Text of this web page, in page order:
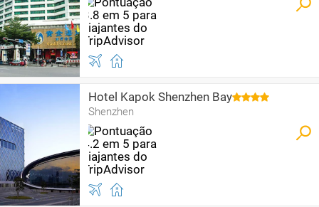
Hotel Kapok Shenzhen Bay
Shenzhen